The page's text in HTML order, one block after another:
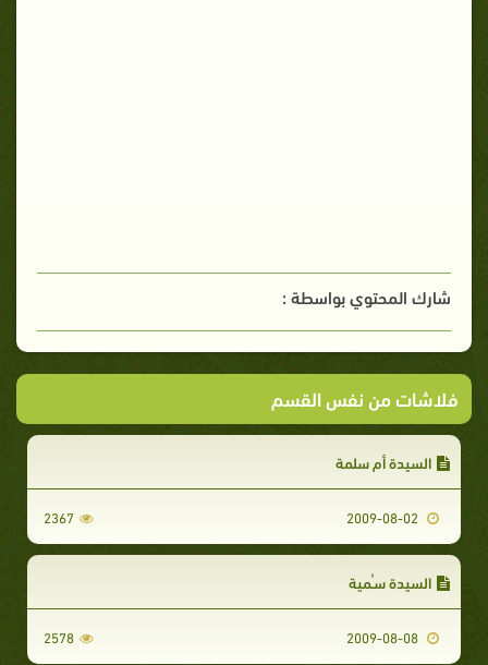
شارك المحتوي بواسطة :
فلاشات من نفس القسم
السيدة أم سلمة
2367
السيدة سـُمية
2578